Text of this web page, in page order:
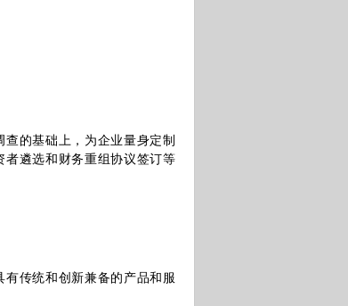
的基础上，为企业量身定制
者遴选和财务重组协议签订等
传统和创新兼备的产品和服